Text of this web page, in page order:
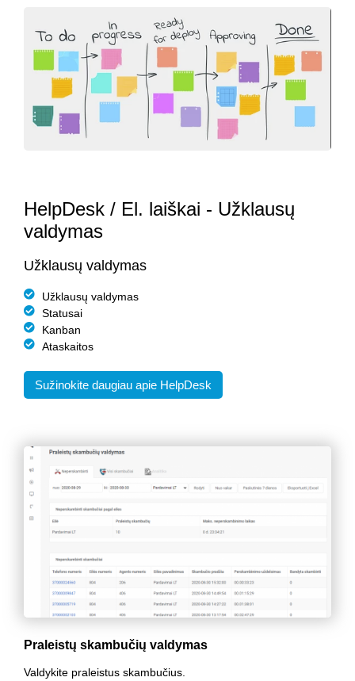
HelpDesk / El. laiškai - Užklausų
valdymas
Užklausų valdymas
Užklausų valdymas
Statusai
Kanban
Ataskaitos
Sužinokite daugiau apie HelpDesk
Praleistų skambučių valdymas
Valdykite praleistus skambučius.